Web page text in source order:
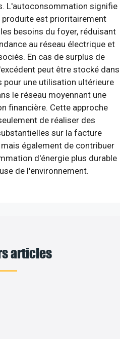
L'autoconsommation signifie
produite est prioritairement
besoins du foyer, réduisant
au réseau électrique et
En cas de surplus de
peut être stocké dans
pour une utilisation ultérieure
le réseau moyennant une
financière. Cette approche
de réaliser des
sur la facture
également de contribuer
d'énergie plus durable
de l'environnement.
articles